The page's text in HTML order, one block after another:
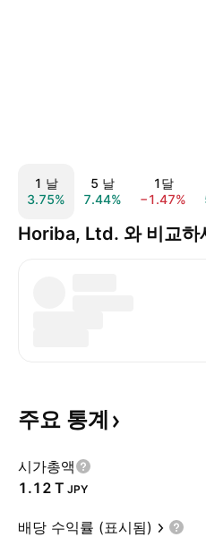
1 날
3.75%
5 날
7.44%
1달
−1.47%
Horiba, Ltd. 와 비교하
주요 통계
시가총액
‪1.12 T‬ JPY
배당 수익률 (표시됨)